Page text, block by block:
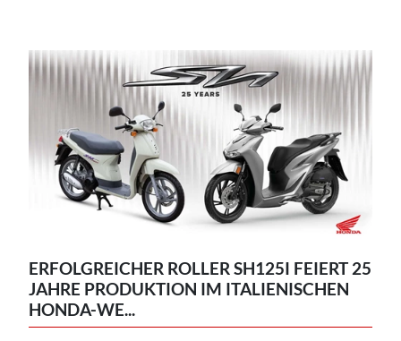
ERFOLGREICHER ROLLER SH125I FEIERT 25
JAHRE PRODUKTION IM ITALIENISCHEN
HONDA-WE...